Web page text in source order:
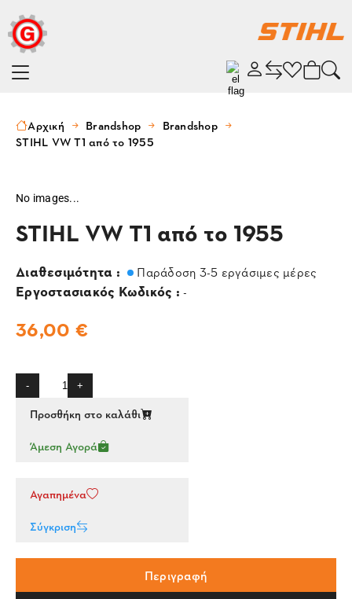
Αρχική Brandshop
Brandshop
STIHL VW T1 από το 1955
No images...
STIHL VW T1 από το 1955
Διαθεσιμότητα : Παράδοση 3-5 εργάσιμες μέρες
Εργοστασιακός Κωδικός : -
36,00 €
- +
Προσθήκη στο καλάθι
Άμεση Αγορά
Αγαπημένα
Σύγκριση
Περιγραφή